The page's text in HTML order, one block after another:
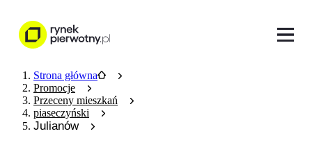
Strona główna
Promocje
Przeceny mieszkań
piaseczyński
Julianów